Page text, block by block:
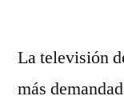
La televisión
más